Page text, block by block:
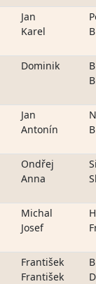
Jan
Karel
Dominik
Jan
Antonín
Ondřej
Anna
Michal
Josef
František
František